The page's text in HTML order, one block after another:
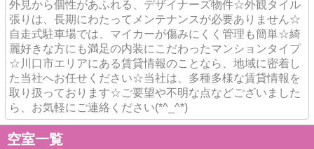
外見から個性があふれる、デザイナーズ物件☆外観タイル
張りは、長期にわたってメンテナンスが必要ありません☆
自走式駐車場では、マイカーが傷みにくく管理も簡単☆綺
麗好きな方にも満足の内装にこだわったマンションタイプ
☆川口市エリアにある賃貸情報のことなら、地域に密着し
た当社へお任せください☆当社は、多種多様な賃貸情報を
取り扱っております☆ご要望や不明な点などございました
ら、お気軽にご連絡ください(*^_^*)
空室一覧